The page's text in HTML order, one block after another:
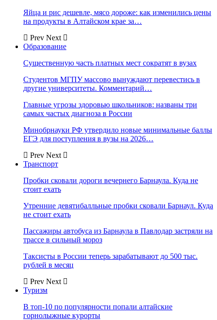
Яйца и рис дешевле, мясо дороже: как изменились цены
на продукты в Алтайском крае за…
Prev Next
Образование
Существенную часть платных мест сократят в вузах
Студентов МГПУ массово вынуждают перевестись в
другие университеты. Комментарий…
Главные угрозы здоровью школьников: названы три
самых частых диагноза в России
Минобрнауки РФ утвердило новые минимальные баллы
ЕГЭ для поступления в вузы на 2026…
Prev Next
Транспорт
Пробки сковали дороги вечернего Барнаула. Куда не
стоит ехать
Утренние девятибалльные пробки сковали Барнаул. Куда
не стоит ехать
Пассажиры автобуса из Барнаула в Павлодар застряли на
трассе в сильный мороз
Таксисты в России теперь зарабатывают до 500 тыс.
рублей в месяц
Prev Next
Туризм
В топ-10 по популярности попали алтайские
горнолыжные курорты